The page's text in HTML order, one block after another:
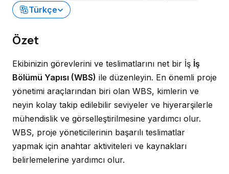
Türkçe
Özet
Ekibinizin görevlerini ve teslimatlarını net bir İş İş
Bölümü Yapısı (WBS) ile düzenleyin. En önemli proje
yönetimi araçlarından biri olan WBS, kimlerin ve
neyin kolay takip edilebilir seviyeler ve hiyerarşilerle
mühendislik ve görselleştirilmesine yardımcı olur.
WBS, proje yöneticilerinin başarılı teslimatlar
yapmak için anahtar aktiviteleri ve kaynakları
belirlemelerine yardımcı olur.